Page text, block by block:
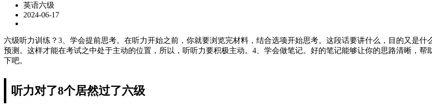
英语六级
2024-06-17
六级听力训练？3、学会提前思考。在听力开始之前，你就要浏览完材料，结合选项开始思考。这段话要讲什么，目的又是
预测。这样才能在考试之中处于主动的位置，所以，听听力要积极主动。4、学会做笔记。好的笔记能够让你的思路清晰，
下吧。
听力对了8个居然过了六级